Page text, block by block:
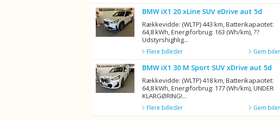
BMW iX1 20 xLine SUV eDrive aut 5d
Rækkevidde: (WLTP) 443 km, Batterikapacitet:
64,8 kWh, Energiforbrug: 163 (Wh/km), ??
Udstyrshighlig...
Gem
Flere billeder
BMW iX1 30 M Sport SUV xDrive aut 5d
Rækkevidde: (WLTP) 418 km, Batterikapacitet:
64,8 kWh, Energiforbrug: 177 (Wh/km), UNDER
KLARGØRING!...
Gem
Flere billeder